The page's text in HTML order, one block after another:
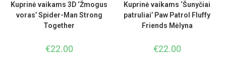
Kuprinė vaikams 3D ‘Žmogus
voras’ Spider-Man Strong
Together
€22.00
Kuprinė vaikams ‘Šunyčiai
patruliai’ Paw Patrol Fluffy
Friends Mėlyna
€22.00